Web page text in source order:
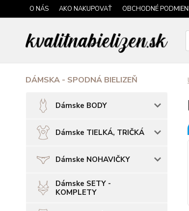
O NÁS AKO NAKUPOVAŤ OBCHODNÉ
DÁMSKA - SPODNÁ BIELIZEŇ
Dámske BODY
Dámske TIELKÁ, TRIČKÁ
Dámske NOHAVIČKY
Dámske SETY -
KOMPLETY